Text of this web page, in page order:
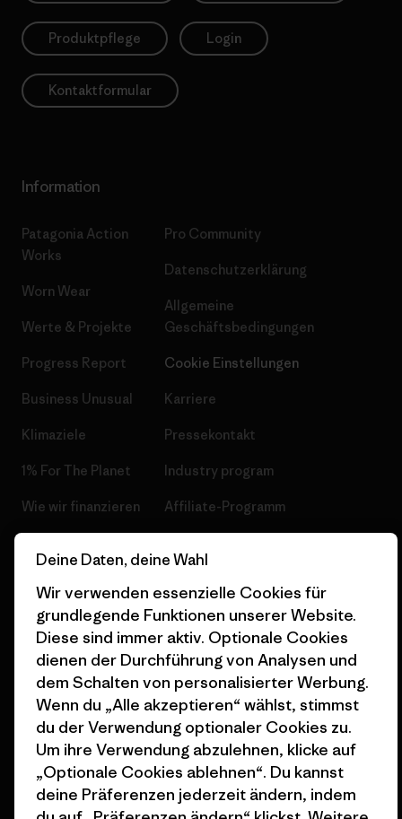
Produktpflege Login
Kontaktformular
Information
Patagonia Action
Works
Worn Wear
Werte & Projekte
Progress Report
Business Unusual
Klimaziele
1% For The Planet
Wie wir finanzieren
Nähe
Pro Community
Datenschutzerklärung
Allgemeine
Geschäftsbedingungen
Cookie Einstellungen
Karriere
Pressekontakt
Industry program
Affiliate-Programm
Seitenverzeichnis
© 2026 Patagonia, Inc. All Rights Reserved.
Deutsch
Deine Daten, deine Wahl
Wir verwenden essenzielle Cookies für
grundlegende Funktionen unserer Website.
Diese sind immer aktiv. Optionale Cookies
dienen der Durchführung von Analysen und
dem Schalten von personalisierter Werbung.
Wenn du „Alle akzeptieren“ wählst, stimmst
du der Verwendung optionaler Cookies zu.
Um ihre Verwendung abzulehnen, klicke auf
„Optionale Cookies ablehnen“. Du kannst
deine Präferenzen jederzeit ändern, indem